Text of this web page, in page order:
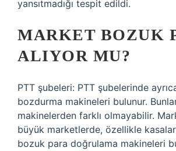
yansıtmadığı tespit edildi.
MARKET BOZUK
ALIYOR MU?
PTT şubeleri: PTT şubelerinde
bozdurma makineleri bulunur.
makinelerden farklı olmayabilir.
büyük marketlerde, özellikle
bozuk para doğrulama makineleri